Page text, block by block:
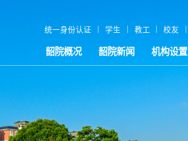
统一身份认证 | 学生 | 教工 | 校友 |
韶院概况 韶院新闻 机构设置